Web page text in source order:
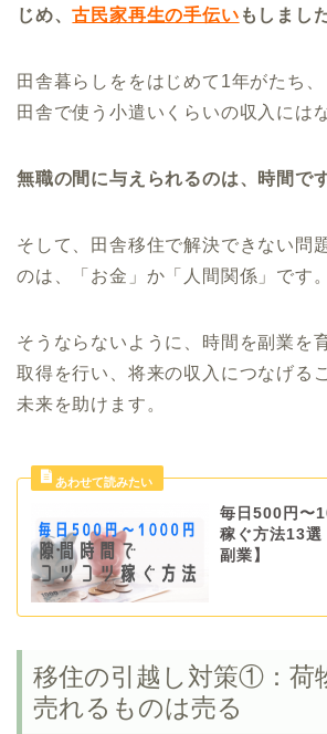
じめ、古民家再生の手伝い もしまし
田舎暮らしををはじめて1年がたち、
田舎で使う小遣いくらいの収入には
無職の間に与えられるのは、時間です
そして、田舎移住で解決できない問
のは、「お金」か「人間関係」です。
そうならないように、時間を副業を
取得を行い、将来の収入につなげる
未来を助けます。
毎日500円〜
稼ぐ方法13選
副業】
移住の引越し対策①：荷
売れるものは売る